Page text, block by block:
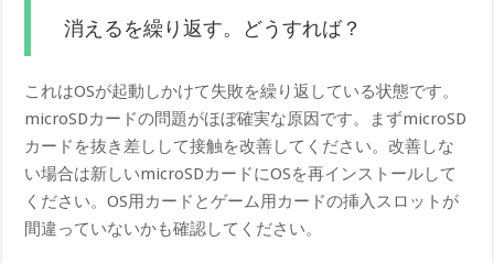
消えるを繰り返す。どうすれば？
これはOSが起動しかけて失敗を繰り返している状態です。
microSDカードの問題がほぼ確実な原因です。まずmicroSD
カードを抜き差しして接触を改善してください。改善しな
い場合は新しいmicroSDカードにOSを再インストールして
ください。OS用カードとゲーム用カードの挿入スロットが
間違っていないかも確認してください。